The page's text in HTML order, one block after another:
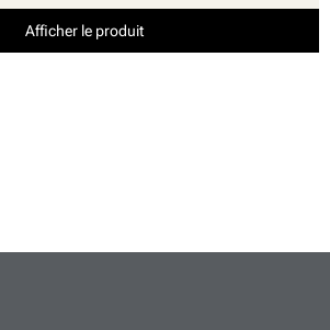
Afficher le produit